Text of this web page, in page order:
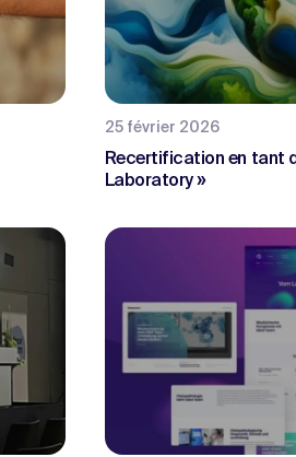
25 février 2026
Recertification en tant
Laboratory »